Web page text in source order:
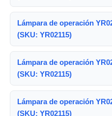
Lámpara de operación
(SKU: YR02115)
Lámpara de operación
(SKU: YR02115)
Lámpara de operación
(SKU: YR02115)